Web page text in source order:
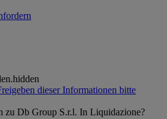
zu Db Group S.r.l. In Liquidazione?